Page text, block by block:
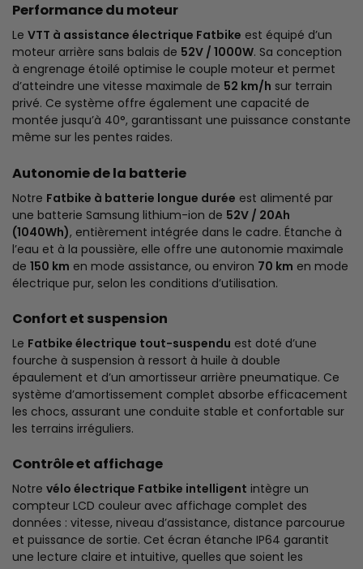
Performance du moteur
Le VTT à assistance électrique Fatbike est équipé d’un
moteur arrière sans balais de 52V / 1000W. Sa conception
à engrenage étoilé optimise le couple moteur et permet
d’atteindre une vitesse maximale de 52 km/h sur terrain
privé. Ce système offre également une capacité de
montée jusqu’à 40°, garantissant une puissance constante
même sur les pentes raides.
Autonomie de la batterie
Notre Fatbike à batterie longue durée est alimenté par
une batterie Samsung lithium-ion de 52V / 20Ah
(1040Wh), entièrement intégrée dans le cadre. Étanche à
l’eau et à la poussière, elle offre une autonomie maximale
de 150 km en mode assistance, ou environ 70 km en mode
électrique pur, selon les conditions d’utilisation.
Confort et suspension
Le Fatbike électrique tout-suspendu est doté d’une
fourche à suspension à ressort à huile à double
épaulement et d’un amortisseur arrière pneumatique. Ce
système d’amortissement complet absorbe efficacement
les chocs, assurant une conduite stable et confortable sur
les terrains irréguliers.
Contrôle et affichage
Notre vélo électrique Fatbike intelligent intègre un
compteur LCD couleur avec affichage complet des
données : vitesse, niveau d’assistance, distance parcourue
et puissance de sortie. Cet écran étanche IP64 garantit
une lecture claire et intuitive, quelles que soient les